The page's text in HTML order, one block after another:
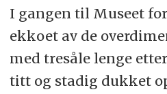
I gangen til Museet
ekkoet av de
med tresåle lenge
titt og stadig dukket